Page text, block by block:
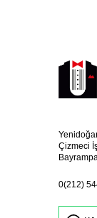
Çizmeci
0(212)